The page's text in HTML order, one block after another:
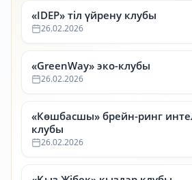
«IDEP» тіл үйрену клубы
26.02.2026
«GreenWay» эко-клубы
26.02.2026
«Көшбасшы» брейн-ринг
клубы
26.02.2026